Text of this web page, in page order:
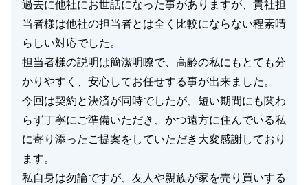
過去に他社にお世話になった事がありますが、貴社担
当者様は他社の担当者とは全く比較にならない程素晴
らしい対応でした。
担当者様の説明は簡潔明瞭で、高齢の私にもとても分
かりやすく、安心してお任せする事が出来ました。
今回は契約と決済が同時でしたが、短い期間にも関わ
らず丁寧にご準備いただき、かつ遠方に住んでいる私
に寄り添ったご提案をしていただき大変感謝しており
ます。
私自身は勿論ですが、友人や親族が家を売り買いする